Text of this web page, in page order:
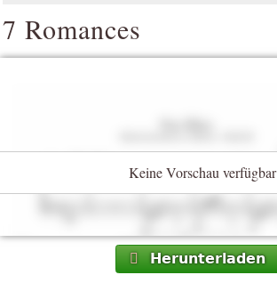
7 Romances
Keine Vorschau verfügbar
Herunterladen